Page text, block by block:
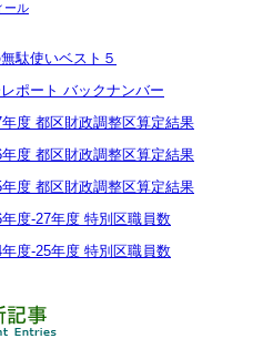
ール
駄使いベスト５
ポート バックナンバー
度 都区財政調整区算定結果
度 都区財政調整区算定結果
度 都区財政調整区算定結果
度-27年度 特別区職員数
度-25年度 特別区職員数